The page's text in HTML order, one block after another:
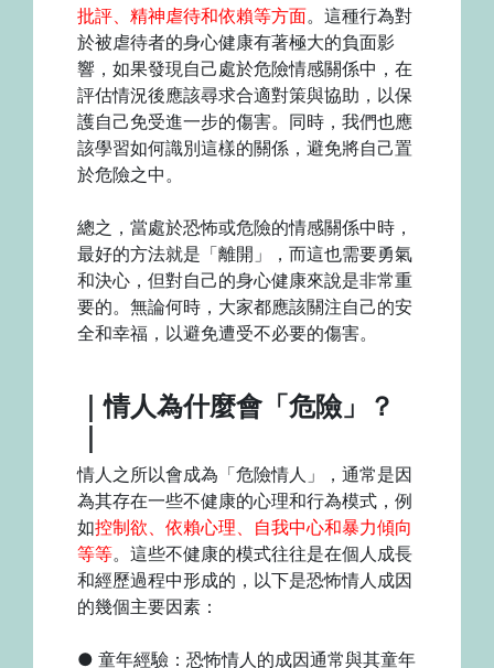
批評、精神虐待和依賴等方面。這種行為對
於被虐待者的身心健康有著極大的負面影
響，如果發現自己處於危險情感關係中，在
評估情況後應該尋求合適對策與協助，以保
護自己免受進一步的傷害。同時，我們也應
該學習如何識別這樣的關係，避免將自己置
於危險之中。
總之，當處於恐怖或危險的情感關係中時，
最好的方法就是「離開」，而這也需要勇氣
和決心，但對自己的身心健康來說是非常重
要的。無論何時，大家都應該關注自己的安
全和幸福，以避免遭受不必要的傷害。
｜情人為什麼會「危險」？
｜
情人之所以會成為「危險情人」，通常是因
為其存在一些不健康的心理和行為模式，例
如控制欲、依賴心理、自我中心和暴力傾向
等等。這些不健康的模式往往是在個人成長
和經歷過程中形成的，以下是恐怖情人成因
的幾個主要因素：
● 童年經驗：恐怖情人的成因通常與其童年